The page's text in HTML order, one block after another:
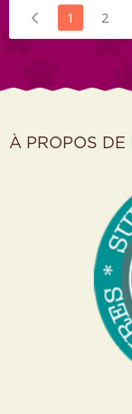
1 2
À PROPOS DE